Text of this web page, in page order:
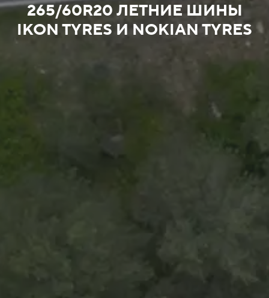
265/60R20 ЛЕТНИЕ ШИНЫ
IKON TYRES И NOKIAN TYRES